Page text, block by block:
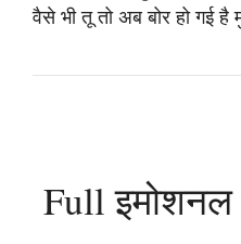
वैसे भी तू तो अब बोर हो गई
Full इमोशनल